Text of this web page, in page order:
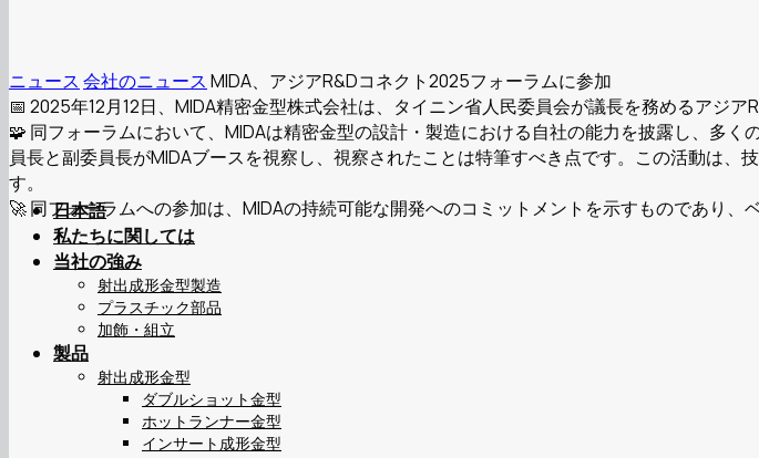
日本語
私たちに関しては
当社の強み
射出成形金型製造
プラスチック部品
加飾・組立
製品
射出成形金型
ダブルショット金型
ホットランナー金型
インサート成形金型
ニュース 会社のニュース MIDA、アジアR&Dコネクト2025フォーラムに参加
📅 2025年12月12日、MIDA精密金型株式会社は、タイニン省人民委員会が議長を務めるアジ
🧩 同フォーラムにおいて、MIDAは精密金型の設計・製造における自社の能力を披露し、多
員長と副委員長がMIDAブースを視察し、視察されたことは特筆すべき点です。この活動は
す。
🚀 同フォーラムへの参加は、MIDAの持続可能な開発へのコミットメントを示すものであり、